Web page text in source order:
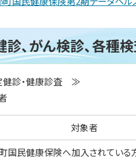
診、がん検診、各種
診・健康診査 ≫
対象者
国民健康保険へ加入されている